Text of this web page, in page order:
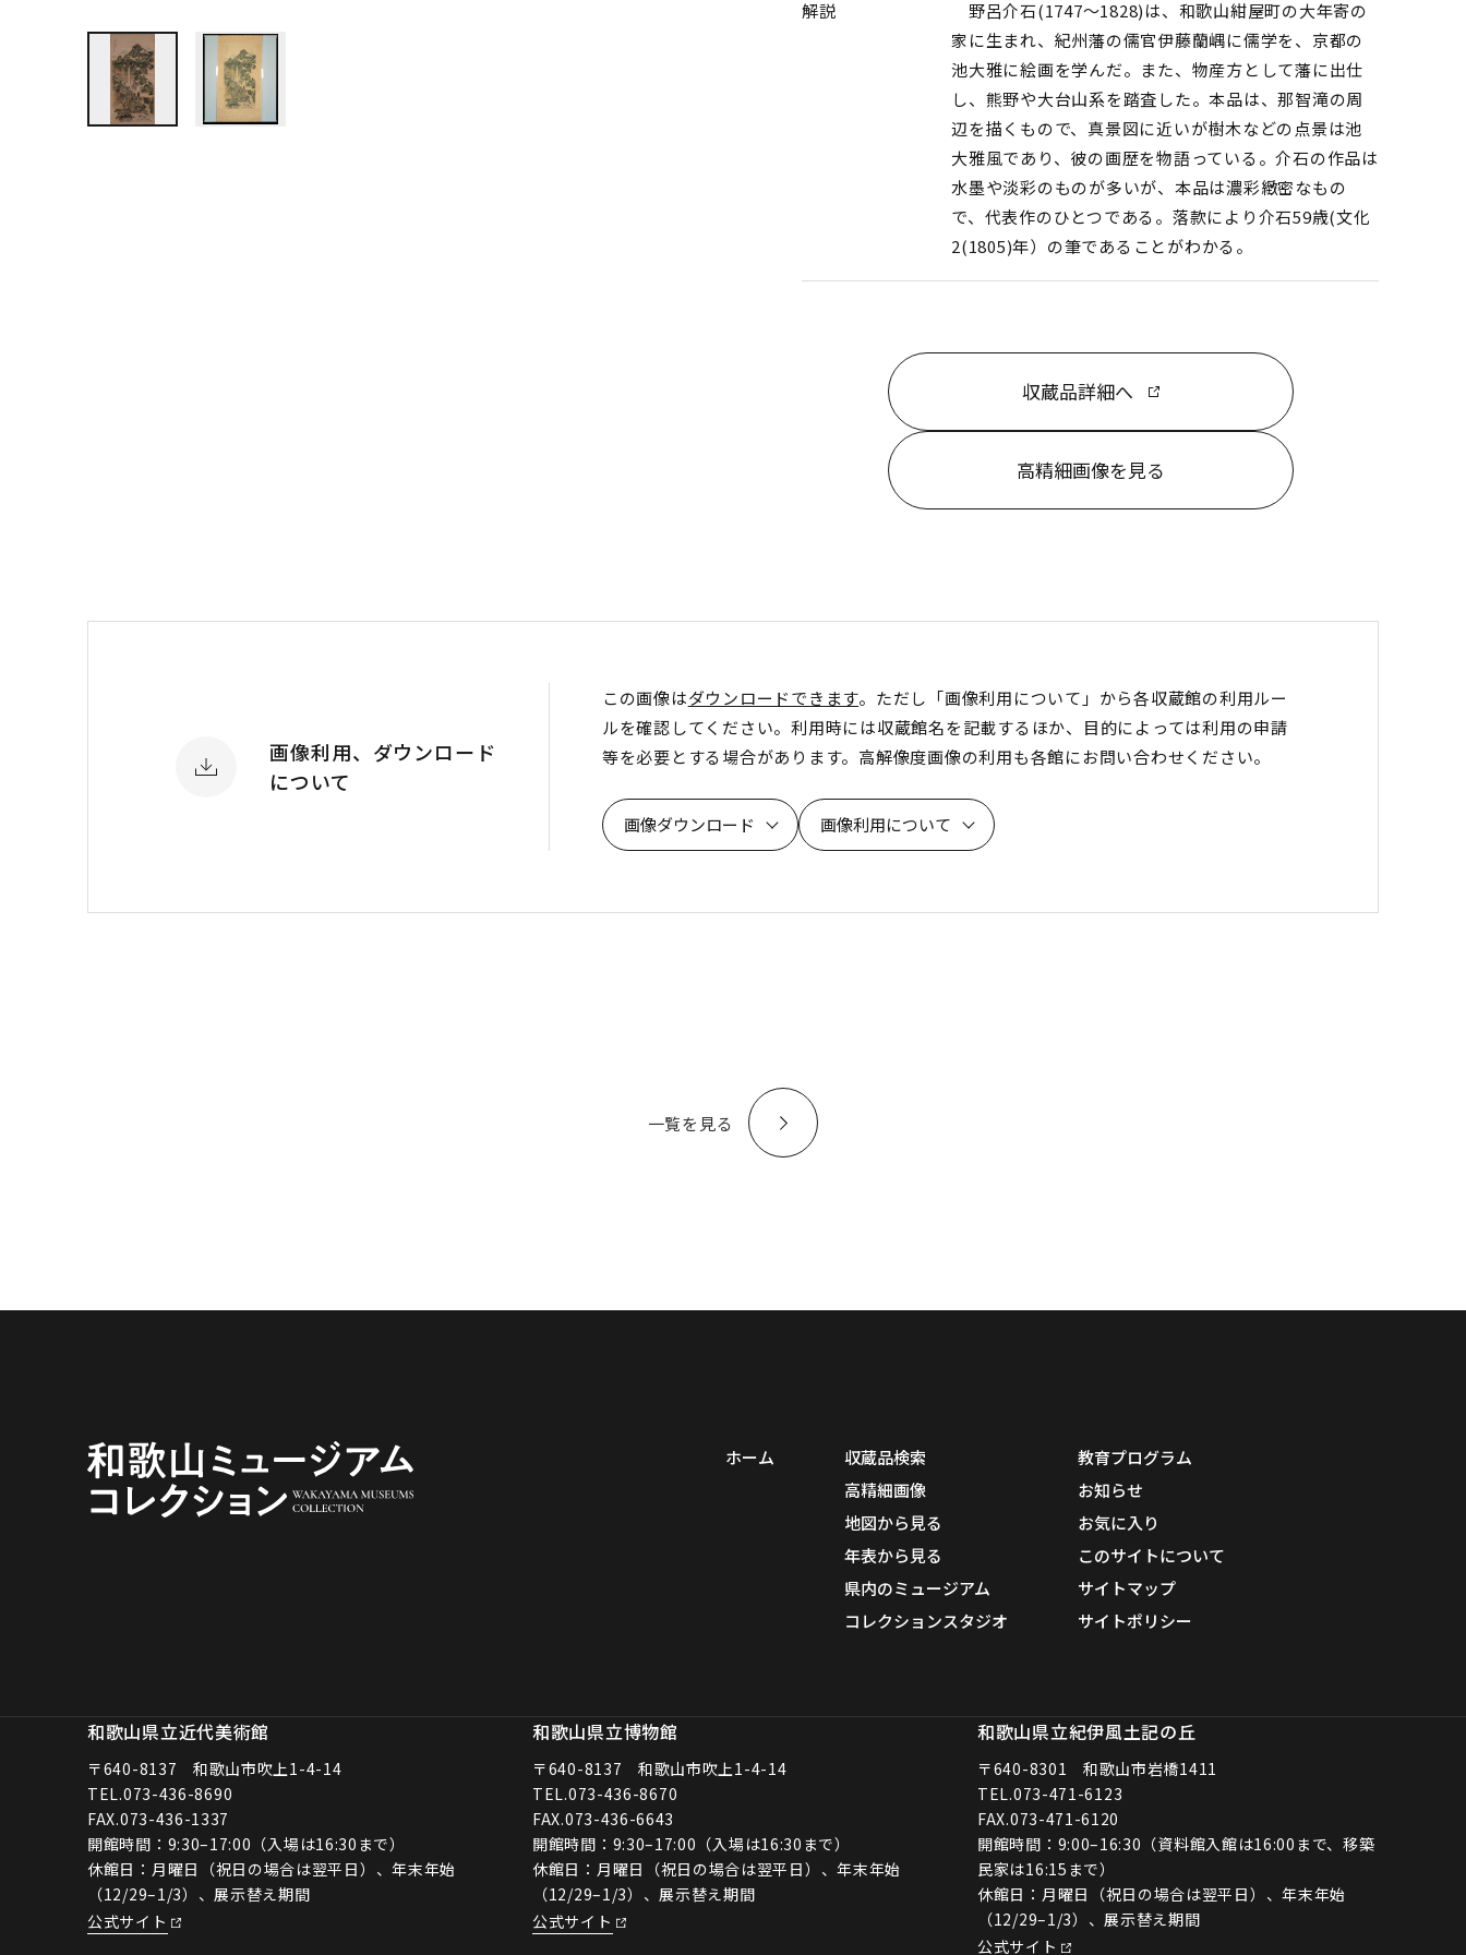
解説
野呂介石(1747～1828)は、和歌山紺屋町の大年寄の
家に生まれ、紀州藩の儒官伊藤蘭嵎に儒学を、京都の
池大雅に絵画を学んだ。また、物産方として藩に出仕
し、熊野や大台山系を踏査した。本品は、那智滝の周
辺を描くもので、真景図に近いが樹木などの点景は池
大雅風であり、彼の画歴を物語っている。介石の作品は
水墨や淡彩のものが多いが、本品は濃彩緻密なもの
で、代表作のひとつである。落款により介石59歳(文化
2(1805)年）の筆であることがわかる。
収蔵品詳細へ
高精細画像を見る
画像利用、ダウンロード
について
この画像はダウンロードできます。ただし「画像利用について」から各収蔵館の利用ルー
ルを確認してください。利用時には収蔵館名を記載するほか、目的によっては利用の申請
等を必要とする場合があります。高解像度画像の利用も各館にお問い合わせください。
画像ダウンロード 画像利用について
一覧を見る
ホーム
収蔵品検索
高精細画像
地図から見る
年表から見る
県内のミュージアム
コレクションスタジオ
教育プログラム
お知らせ
お気に入り
このサイトについて
サイトマップ
サイトポリシー
和歌山県立近代美術館
〒640-8137 和歌山市吹上1-4-14
TEL.073-436-8690
FAX.073-436-1337
開館時間：9:30–17:00（入場は16:30まで）
休館日：月曜日（祝日の場合は翌平日）、年末年始
（12/29–1/3）、展示替え期間
公式サイト
和歌山県立博物館
〒640-8137 和歌山市吹上1-4-14
TEL.073-436-8670
FAX.073-436-6643
開館時間：9:30–17:00（入場は16:30まで）
休館日：月曜日（祝日の場合は翌平日）、年末年始
（12/29–1/3）、展示替え期間
公式サイト
和歌山県立紀伊風土記の丘
〒640-8301 和歌山市岩橋1411
TEL.073-471-6123
FAX.073-471-6120
開館時間：9:00–16:30（資料館入館は16:00まで、移築
民家は16:15まで）
休館日：月曜日（祝日の場合は翌平日）、年末年始
（12/29–1/3）、展示替え期間
公式サイト